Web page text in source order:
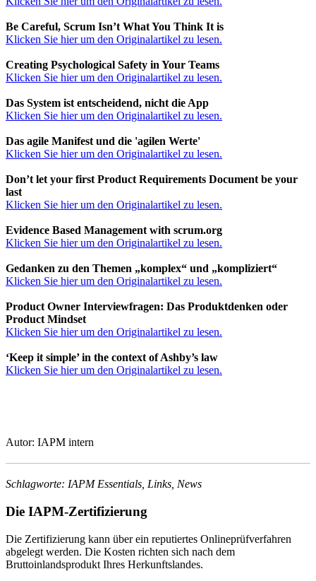
Be Careful, Scrum Isn’t What You Think It is
Klicken Sie hier um den Originalartikel zu lesen.
Creating Psychological Safety in Your Teams
Klicken Sie hier um den Originalartikel zu lesen.
Das System ist entscheidend, nicht die App
Klicken Sie hier um den Originalartikel zu lesen.
Das agile Manifest und die 'agilen Werte'
Klicken Sie hier um den Originalartikel zu lesen.
Don’t let your first Product Requirements Document be your
last
Klicken Sie hier um den Originalartikel zu lesen.
Evidence Based Management with scrum.org
Klicken Sie hier um den Originalartikel zu lesen.
Gedanken zu den Themen „komplex“ und „kompliziert“
Klicken Sie hier um den Originalartikel zu lesen.
Product Owner Interviewfragen: Das Produktdenken oder
Product Mindset
Klicken Sie hier um den Originalartikel zu lesen.
‘Keep it simple’ in the context of Ashby’s law
Klicken Sie hier um den Originalartikel zu lesen.
Autor: IAPM intern
Schlagworte: IAPM Essentials, Links, News
Die IAPM-Zertifizierung
Die Zertifizierung kann über ein reputiertes Onlineprüfverfahren
abgelegt werden. Die Kosten richten sich nach dem
Bruttoinlandsprodukt Ihres Herkunftslandes.